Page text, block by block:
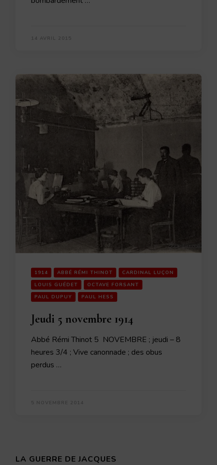
1914 ABBÉ RÉMI THINOT
CARDINAL LUÇON
LOUIS GUÉDET
OCTAVE FORSANT
PAUL DUPUY
PAUL HESS
Jeudi 5 novembre 1914
Abbé Rémi Thinot 5 NOVEMBRE ; jeudi – 8
heures 3/4 ; Vive canonnade ; des obus
perdus …
LA GUERRE DE JACQUES